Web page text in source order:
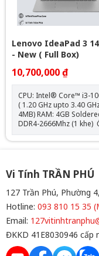
Lenovo IdeaPad 3
- New ( Full Box)
10,700,000 ₫
CPU: Intel® Core™ i3-
( 1.20 GHz upto 3.40
4MB) RAM: 4GB Soldered
DDR4-2666Mhz (1 khe) Ổ
cứng: 128GB SSD M.2
PCIe 3.0x4 NVMe VGA:
FHD (1920x1080) IPS Pin:
35WhCân nặng: 1.7 kg Màu
sắc: Abyss Blue
Vi Tính TRẦN PHÚ
127 Trần Phú, Phường
Hotline: 093 810 15 35
Email:
ĐKKD 41E8030946 cấp